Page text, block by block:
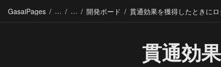
GasaiPages / / / 開発ボード /
貫通効